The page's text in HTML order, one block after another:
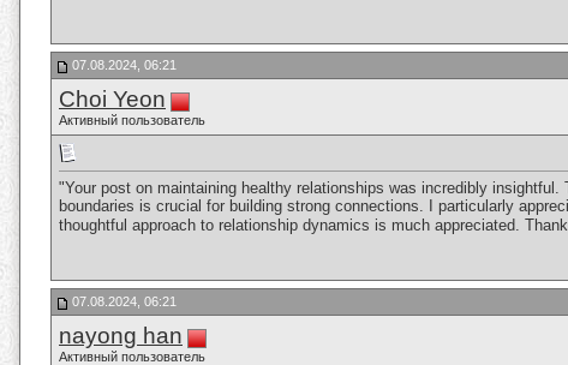
07.08.2024, 06:21
Choi Yeon
Активный пользователь
"Your post on maintaining healthy relationships was incredibly
boundaries is crucial for building strong connections. I particularly
thoughtful approach to relationship dynamics is much appreciated.
07.08.2024, 06:21
nayong han
Активный пользователь